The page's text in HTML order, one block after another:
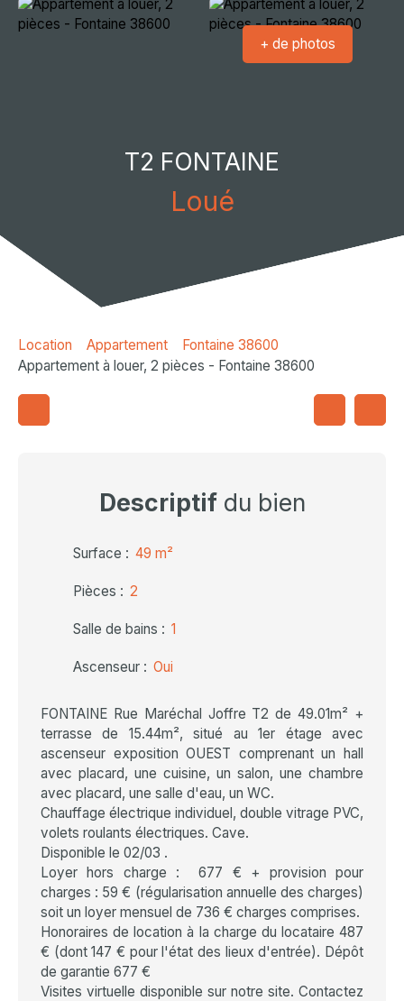
+ de photos
T2 FONTAINE
Loué
Location Appartement
Fontaine 38600
Appartement à louer, 2 pièces - Fontaine 38600
Descriptifdu bien
Surface : 49 m²
Pièces : 2
Salle de bains : 1
Ascenseur : Oui
FONTAINE Rue Maréchal Joffre T2 de 49.01m² +
terrasse de 15.44m², situé au 1er étage avec
ascenseur exposition OUEST comprenant un hall
avec placard, une cuisine, un salon, une chambre
avec placard, une salle d'eau, un WC.
Chauffage électrique individuel, double vitrage PVC,
volets roulants électriques. Cave.
Disponible le 02/03 .
Loyer hors charge : 677 € + provision pour
charges : 59 € (régularisation annuelle des charges)
soit un loyer mensuel de 736 € charges comprises.
Honoraires de location à la charge du locataire 487
€ (dont 147 € pour l'état des lieux d'entrée). Dépôt
de garantie 677 €
Visites virtuelle disponible sur notre site. Contactez